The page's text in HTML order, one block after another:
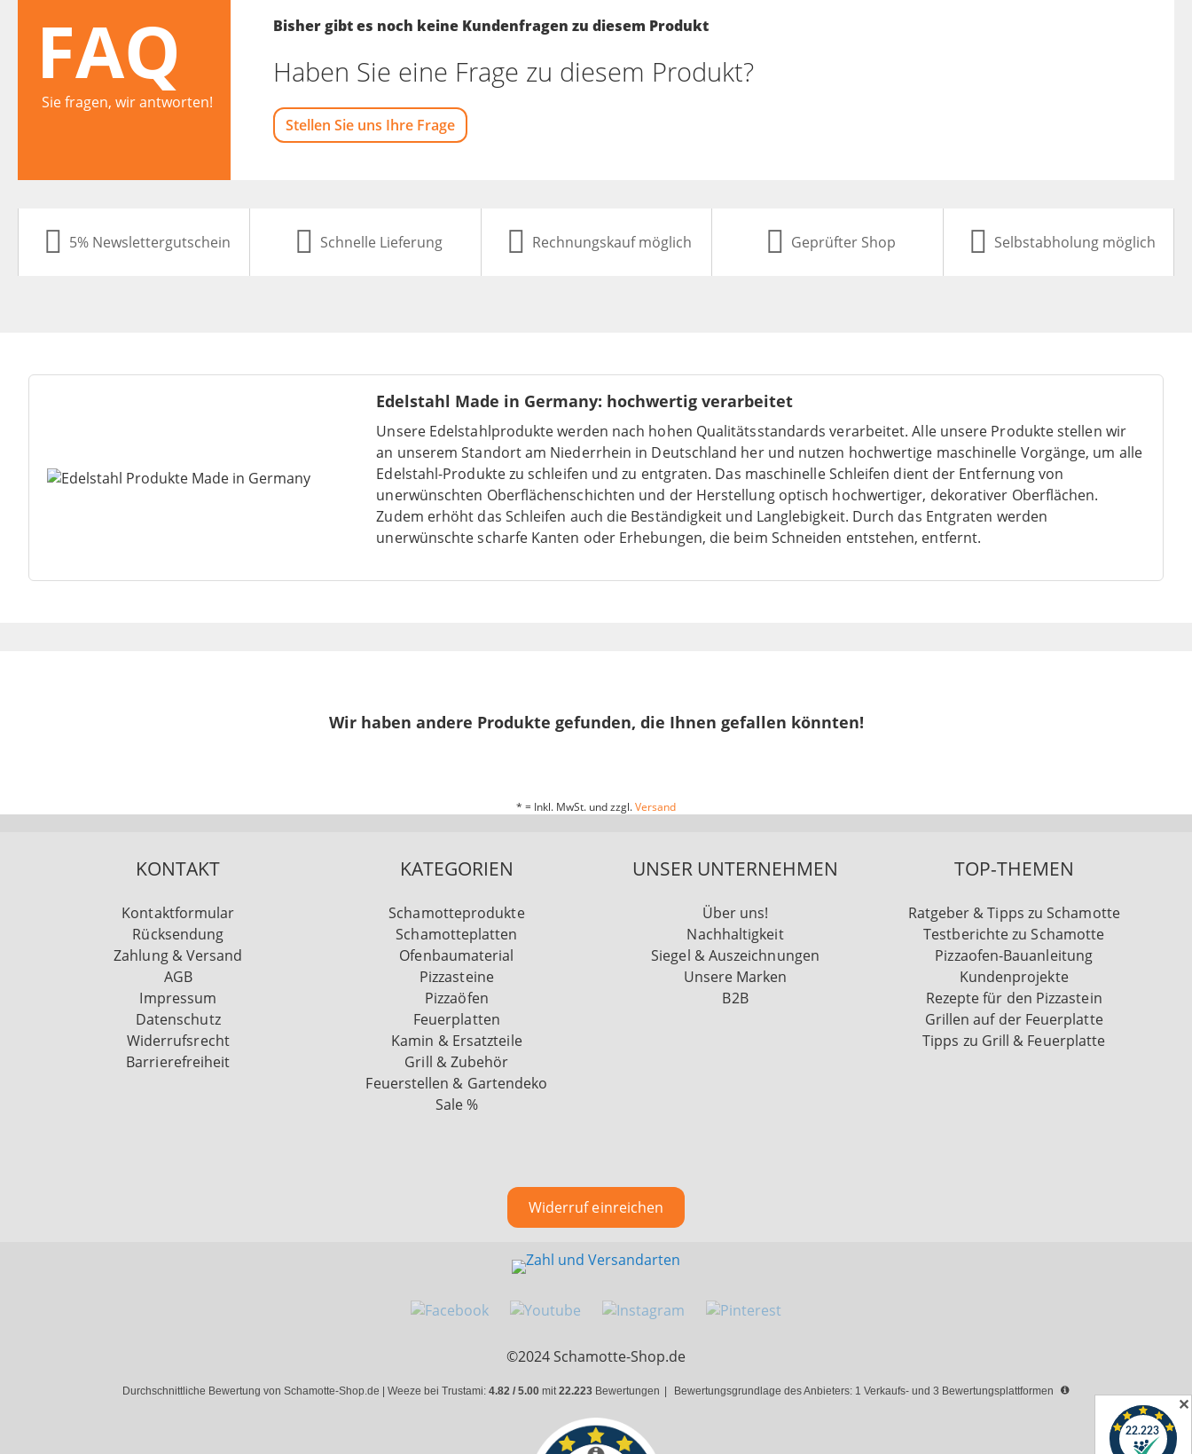
Edelstahl Made in Germany: hochwertig verarbeitet
Unsere Edelstahlprodukte werden nach hohen Qualitätsstandards verarbeitet. Alle unsere Produkte stellen wir
an unserem Standort am Niederrhein in Deutschland her und nutzen hochwertige maschinelle Vorgänge, um alle
Edelstahl-Produkte zu schleifen und zu entgraten. Das maschinelle Schleifen dient der Entfernung von
unerwünschten Oberflächenschichten und der Herstellung optisch hochwertiger, dekorativer Oberflächen.
Zudem erhöht das Schleifen auch die Beständigkeit und Langlebigkeit. Durch das Entgraten werden
unerwünschte scharfe Kanten oder Erhebungen, die beim Schneiden entstehen, entfernt.
FAQ
Sie fragen, wir antworten!
Bisher gibt es noch keine Kundenfragen zu diesem Produkt
Haben Sie eine Frage zu diesem Produkt?
Stellen Sie uns Ihre Frage
5% Newslettergutschein Schnelle Lieferung Rechnungskauf möglich Geprüfter Shop Selbstabholung möglich
Wir haben andere Produkte gefunden, die Ihnen gefallen könnten!
* = Inkl. MwSt. und zzgl.Versand
KONTAKT
Kontaktformular
Rücksendung
Zahlung & Versand
AGB
Impressum
Datenschutz
Widerrufsrecht
Barrierefreiheit
KATEGORIEN
Schamotteprodukte
Schamotteplatten
Ofenbaumaterial
Pizzasteine
Pizzaöfen
Feuerplatten
Kamin & Ersatzteile
Grill & Zubehör
Feuerstellen & Gartendeko
Sale %
UNSER UNTERNEHMEN
Über uns!
Nachhaltigkeit
Siegel & Auszeichnungen
Unsere Marken
B2B
TOP-THEMEN
Ratgeber & Tipps zu Schamotte
Testberichte zu Schamotte
Pizzaofen-Bauanleitung
Kundenprojekte
Rezepte für den Pizzastein
Grillen auf der Feuerplatte
Tipps zu Grill & Feuerplatte
Widerruf einreichen
©2024 Schamotte-Shop.de
Durchschnittliche Bewertung von Schamotte-Shop.de | Weeze bei Trustami: 4.82 / 5.00mit22.223 Bewertungen Bewertungsgrundlage des Anbieters: 1 Verkaufs- und 3 Bewertungsplattformen
✕